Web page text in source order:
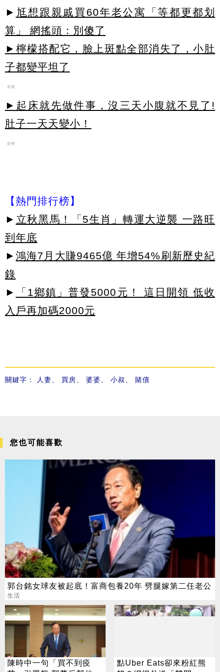
► 尪想跟親戚買60年老公寓「等都更都划
算」 網搖頭：別傻了
►檸檬搭配它，臉上斑點全部消失了，小肚
子都變平坦了
PR
►起床就先做件事，沒三天小腹就不見了!
肚子一天天變小！
PR
【熱門排行榜】
► 立秋黑馬！「5生肖」轉運大逆襲 一路旺
到年底
► 鴻海7月大賺9465億 年增54%刷新歷史紀
錄
►
「1鄉鎮」普發5000元！ 這日開領 低收
入戶再加碼2000元
關鍵字： 人妻 買房 婆婆 小叔 賭債
您也可能喜歡
郭台銘女球友被起底！富商包養20年 劈腿嫁第二任老公
生活
陳時中一句「買不到疫
點Uber Eats卻來粉紅熊